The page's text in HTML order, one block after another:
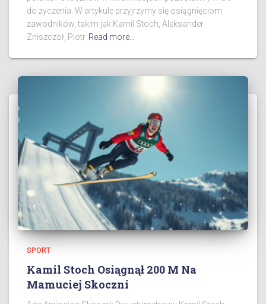
do życzenia. W artykule przyjrzymy się osiągnięciom
zawodników, takim jak Kamil Stoch, Aleksander
Zniszczoł, Piotr Read more…
SPORT
Kamil Stoch Osiągnął 200 M Na
Mamuciej Skoczni